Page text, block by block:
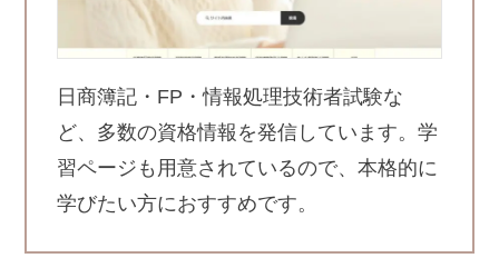
日商簿記・FP・情報処理技術者試験な
ど、多数の資格情報を発信しています。学
習ページも用意されているので、本格的に
学びたい方におすすめです。